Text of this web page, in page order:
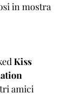
in mostra
Kiss
amici